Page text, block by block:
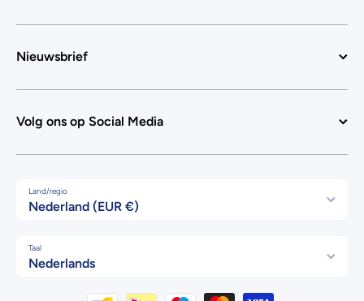
Nieuwsbrief
Volg ons op Social Media
Land/regio
Nederland (EUR €)
Taal
Nederlands
Betaalmethodes